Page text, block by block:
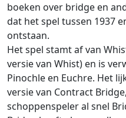
boeken over bridge en
dat het spel tussen 1937
ontstaan.
Het spel stamt af van
versie van Whist) en is
Pinochle en Euchre. Het
versie van Contract
schoppenspeler al snel